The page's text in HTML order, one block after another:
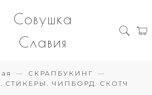
Совушка
Славия
СКРАПБУКИНГ
СТИКЕРЫ. ЧИПБОРД. СКОТЧ